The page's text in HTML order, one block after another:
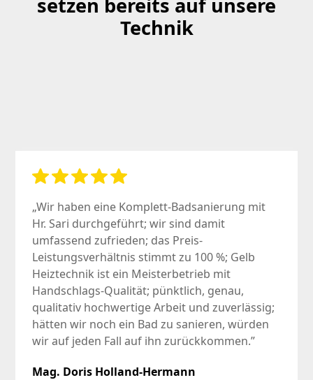
setzen bereits auf unsere
Technik
„Wir haben eine Komplett-Badsanierung mit
Hr. Sari durchgeführt; wir sind damit
umfassend zufrieden; das Preis-
Leistungsverhältnis stimmt zu 100 %; Gelb
Heiztechnik ist ein Meisterbetrieb mit
Handschlags-Qualität; pünktlich, genau,
qualitativ hochwertige Arbeit und zuverlässig;
hätten wir noch ein Bad zu sanieren, würden
wir auf jeden Fall auf ihn zurückkommen.”
Mag. Doris Holland-Hermann